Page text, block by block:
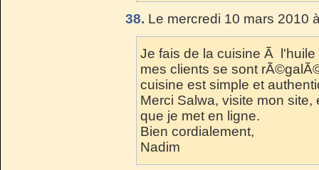
38. Le mercredi 10 mars 2010
Je fais de la cuisine Ã
mes clients se sont
cuisine est simple et
Merci Salwa, visite mon
que je met en ligne.
Bien cordialement,
Nadim